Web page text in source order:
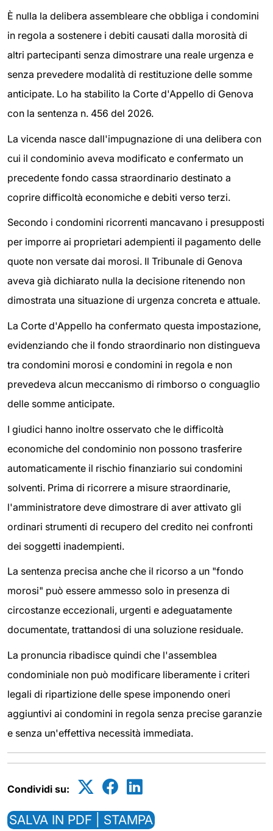
È nulla la delibera assembleare che obbliga i condomini
in regola a sostenere i debiti causati dalla morosità di
altri partecipanti senza dimostrare una reale urgenza e
senza prevedere modalità di restituzione delle somme
anticipate. Lo ha stabilito la Corte d'Appello di Genova
con la sentenza n. 456 del 2026.
La vicenda nasce dall'impugnazione di una delibera con
cui il condominio aveva modificato e confermato un
precedente fondo cassa straordinario destinato a
coprire difficoltà economiche e debiti verso terzi.
Secondo i condomini ricorrenti mancavano i presupposti
per imporre ai proprietari adempienti il pagamento delle
quote non versate dai morosi. Il Tribunale di Genova
aveva già dichiarato nulla la decisione ritenendo non
dimostrata una situazione di urgenza concreta e attuale.
La Corte d'Appello ha confermato questa impostazione,
evidenziando che il fondo straordinario non distingueva
tra condomini morosi e condomini in regola e non
prevedeva alcun meccanismo di rimborso o conguaglio
delle somme anticipate.
I giudici hanno inoltre osservato che le difficoltà
economiche del condominio non possono trasferire
automaticamente il rischio finanziario sui condomini
solventi. Prima di ricorrere a misure straordinarie,
l'amministratore deve dimostrare di aver attivato gli
ordinari strumenti di recupero del credito nei confronti
dei soggetti inadempienti.
La sentenza precisa anche che il ricorso a un "fondo
morosi" può essere ammesso solo in presenza di
circostanze eccezionali, urgenti e adeguatamente
documentate, trattandosi di una soluzione residuale.
La pronuncia ribadisce quindi che l'assemblea
condominiale non può modificare liberamente i criteri
legali di ripartizione delle spese imponendo oneri
aggiuntivi ai condomini in regola senza precise garanzie
e senza un'effettiva necessità immediata.
Condividi su:
SALVA IN PDF | STAMPA